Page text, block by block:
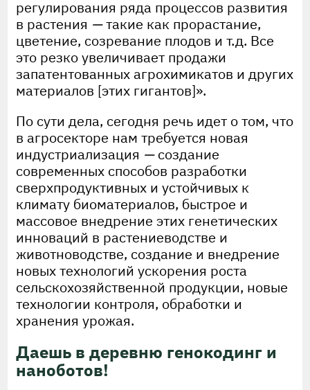
регулирования ряда процессов развития
в растения —такие как прорастание,
цветение, созревание плодов и т.д. Все
это резко увеличивает продажи
запатентованных агрохимикатов и других
материалов [этих гигантов]».
По сути дела, сегодня речь идет о том, что
в агросекторе нам требуется новая
индустриализация —создание
современных способов разработки
сверхпродуктивных и устойчивых к
климату биоматериалов, быстрое и
массовое внедрение этих генетических
инноваций в растениеводстве и
животноводстве, создание и внедрение
новых технологий ускорения роста
сельскохозяйственной продукции, новые
технологии контроля, обработки и
хранения урожая.
Даешь в деревню генокодинг и
наноботов!